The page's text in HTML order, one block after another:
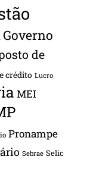
Governo
de
crédito Lucro
MEI
Pronampe
Sebrae Selic